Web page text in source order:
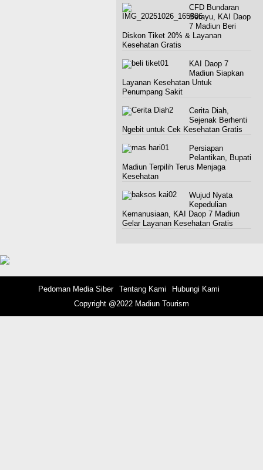
CFD Bundaran
Serayu, KAI Daop
7 Madiun Beri
Diskon Tiket 20% & Layanan
Kesehatan Gratis
KAI Daop 7
Madiun Siapkan
Layanan Kesehatan Untuk
Penumpang Sakit
Cerita Diah,
Sejenak Berhenti
Ngebit untuk Cek Kesehatan Gratis
Persiapan
Pelantikan, Bupati
Madiun Terpilih Terus Menjaga
Kesehatan
Wujud Nyata
Kepedulian
Kemanusiaan, KAI Daop 7 Madiun
Gelar Layanan Kesehatan Gratis
Pedoman Media Siber Tentang Kami
Hubungi Kami
Copyright @2022 Madiun Tourism